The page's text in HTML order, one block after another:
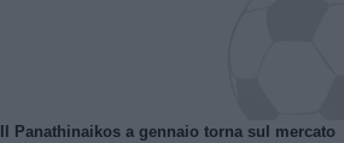
Il Panathinaikos a gennaio torna sul mercato